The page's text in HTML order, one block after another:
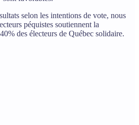
selon les intentions de vote, nous
péquistes soutiennent la
des électeurs de Québec solidaire.